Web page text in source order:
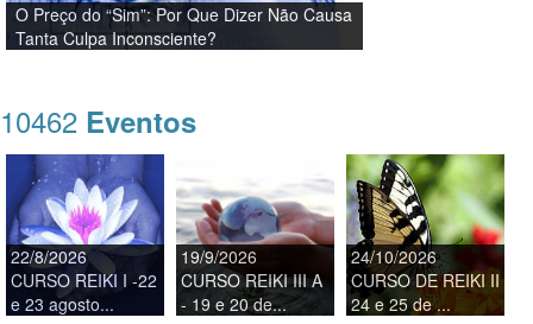
O Preço do “Sim”: Por Que Dizer Não Causa
Tanta Culpa Inconsciente?
10462 Eventos
22/8/2026
CURSO REIKI I -22
e 23 agosto...
19/9/2026
CURSO REIKI III A
- 19 e 20 de...
24/10/2026
CURSO DE REIKI II
24 e 25 de ...